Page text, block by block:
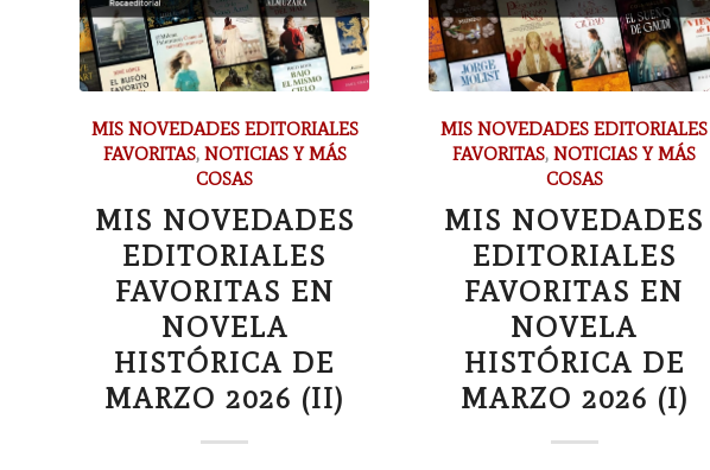
MIS NOVEDADES EDITORIALES
FAVORITAS, NOTICIAS Y MÁS
COSAS
MIS NOVEDADES
EDITORIALES
FAVORITAS EN
NOVELA
HISTÓRICA DE
MARZO 2026 (II)
MIS NOVEDADES EDITORIALES
FAVORITAS,NOTICIAS Y MÁS
COSAS
MIS NOVEDADES
EDITORIALES
FAVORITAS EN
NOVELA
HISTÓRICA DE
MARZO 2026 (I)